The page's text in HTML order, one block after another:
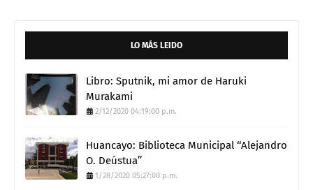
LO MÁS LEIDO
Libro: Sputnik, mi amor de Haruki
Murakami
2/12/2020 04:19:00 p.m.
Huancayo: Biblioteca Municipal ‘‘Alejandro
O. Deústua’’
1/28/2020 05:27:00 p.m.